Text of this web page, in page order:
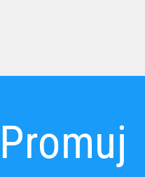
Promuj